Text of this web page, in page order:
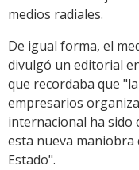
medios radiales.
De igual forma, el
divulgó un editorial
que recordaba que
empresarios
internacional ha sido
esta nueva
Estado".